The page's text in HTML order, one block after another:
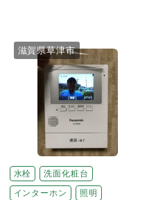
水栓
洗面化粧台
インターホン
照明
滋賀県草津市